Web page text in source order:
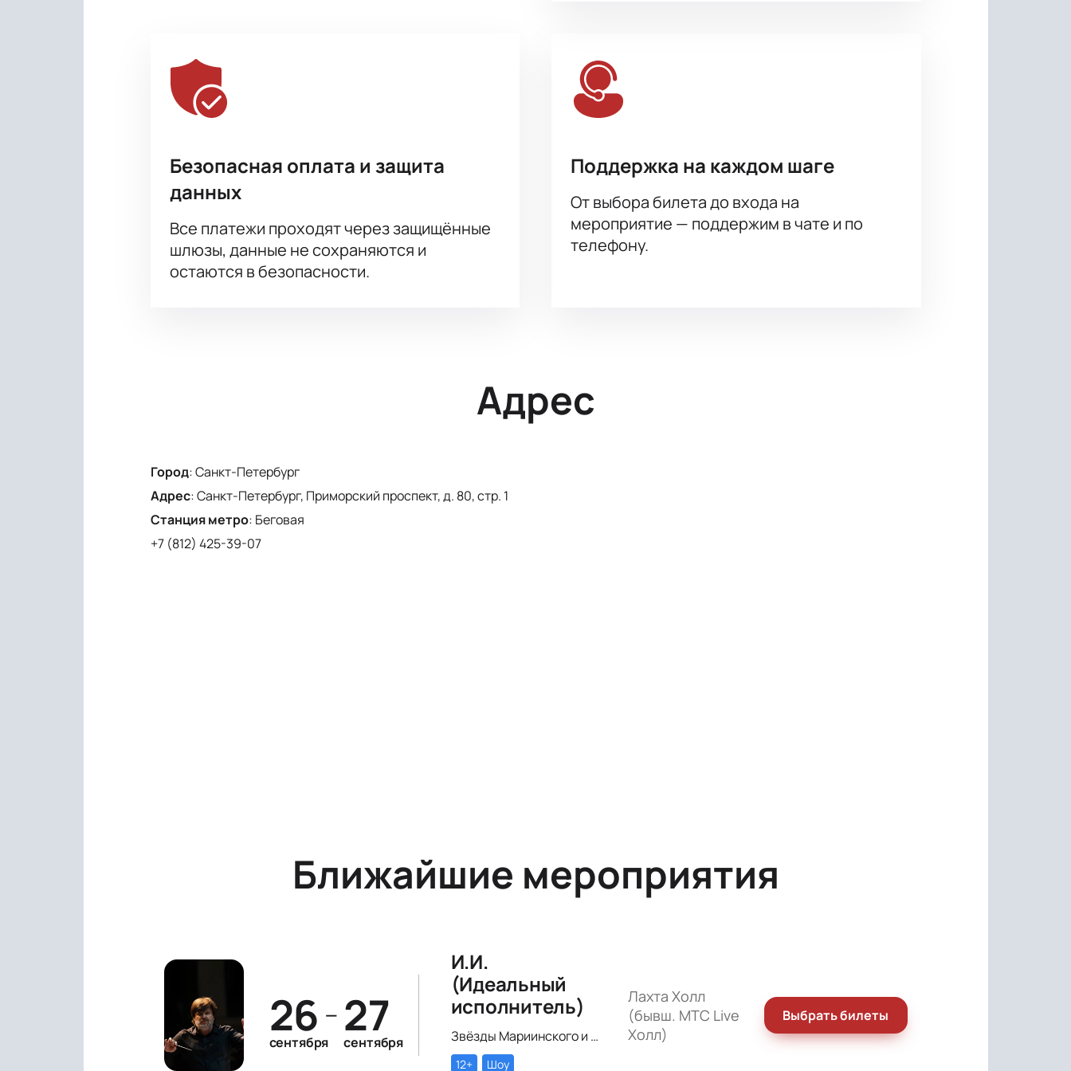
Безопасная оплата и защита
данных
Все платежи проходят через защищённые
шлюзы, данные не сохраняются и
остаются в безопасности.
Поддержка на каждом шаге
От выбора билета до входа на
мероприятие — поддержим в чате и по
телефону.
Адрес
Город:Санкт-Петербург
Адрес:Санкт-Петербург, Приморский проспект, д. 80, стр. 1
Станция метро: Беговая
+7 (812) 425-39-07
Ближайшие мероприятия
26
сентября
— 27
сентября
И.И.
(Идеальный
исполнитель)
Звёзды Мариинского и Михайловского театра и лауреаты премии «Онегин» выступят в цифровом симфоническом перформансе «ИИ» Рустама Сагдиева.
12+ Шоу
Лахта Холл
(бывш. МТС Live
Холл)
Выбрать билеты